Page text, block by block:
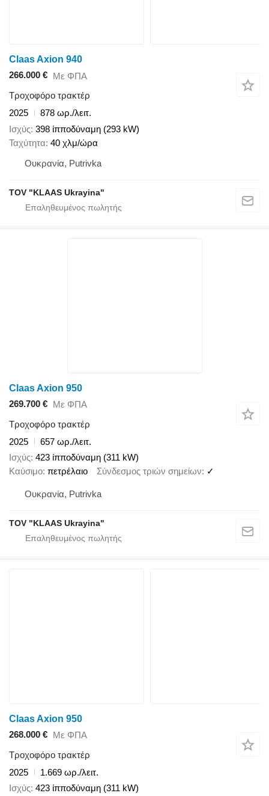
Claas Axion 940
266.000 € Με ΦΠΑ
Τροχοφόρο τρακτέρ
2025
878 ωρ./λειτ.
Ισχύς 398 ίπποδύναμη (293 kW)
Ταχύτητα 40 χλμ/ώρα
Ουκρανία, Putrivka
TOV "KLAAS Ukrayina"
Claas Axion 950
269.700 € Με ΦΠΑ
Τροχοφόρο τρακτέρ
2025
657 ωρ./λειτ.
Ισχύς 423 ίπποδύναμη (311 kW)
Καύσιμο πετρέλαιο Σύνδεσμος τριών σημείων ✓
Ουκρανία, Putrivka
TOV "KLAAS Ukrayina"
Claas Axion 950
268.000 €
Με ΦΠΑ
Τροχοφόρο τρακτέρ
2025
1.669 ωρ./λειτ.
Ισχύς 423 ίπποδύναμη (311 kW)